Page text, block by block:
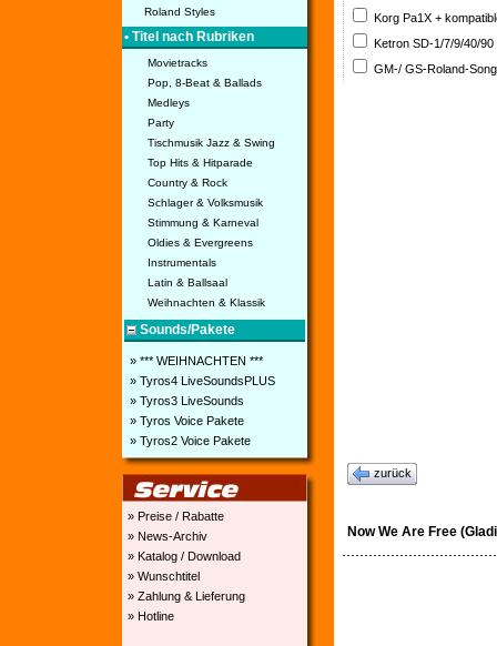
Roland Styles
• Titel nach Rubriken
Movietracks
Pop, 8-Beat & Ballads
Medleys
Party
Tischmusik Jazz & Swing
Top Hits & Hitparade
Country & Rock
Schlager & Volksmusik
Stimmung & Karneval
Oldies & Evergreens
Instrumentals
Latin & Ballsaal
Weihnachten & Klassik
Sounds/Pakete
» *** WEIHNACHTEN ***
» Tyros4 LiveSoundsPLUS
» Tyros3 LiveSounds
» Tyros Voice Pakete
» Tyros2 Voice Pakete
» Preise / Rabatte
» News-Archiv
» Katalog / Download
» Wunschtitel
» Zahlung & Lieferung
» Hotline
Korg Pa1X +
Ketron SD-1/7/9/40/
GM-/ GS-Roland-
zurück
Now We Are Free